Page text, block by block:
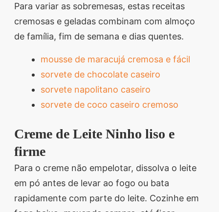
Para variar as sobremesas, estas receitas
cremosas e geladas combinam com almoço
de família, fim de semana e dias quentes.
mousse de maracujá cremosa e fácil
sorvete de chocolate caseiro
sorvete napolitano caseiro
sorvete de coco caseiro cremoso
Creme de Leite Ninho liso e
firme
Para o creme não empelotar, dissolva o leite
em pó antes de levar ao fogo ou bata
rapidamente com parte do leite. Cozinhe em